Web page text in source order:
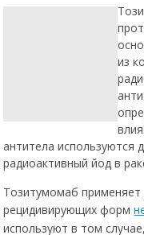
позволяют уничтожать
клетки, не влияя на
раковые клетки.
Тозитумомаб